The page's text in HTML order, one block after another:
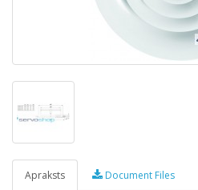
Apraksts Document Files